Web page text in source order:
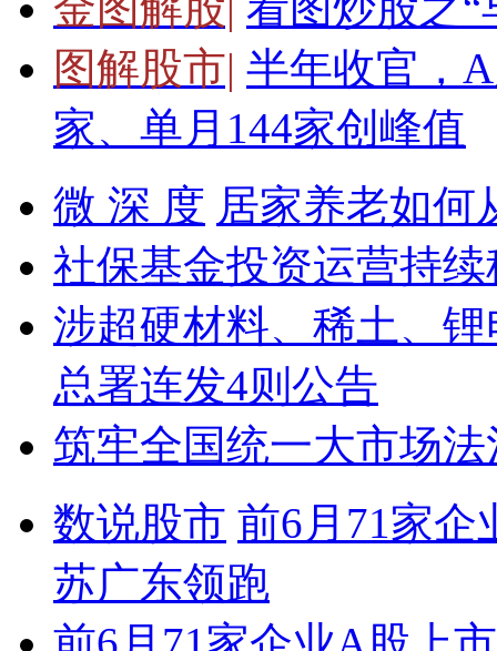
图解股市| 半年收官，
家、单月144家创峰值
微 深 度 居家养老如何
社保基金投资运营持续
涉超硬材料、稀土、
总署连发4则公告
筑牢全国统一大市场
数说股市 前6月71家企
苏广东领跑